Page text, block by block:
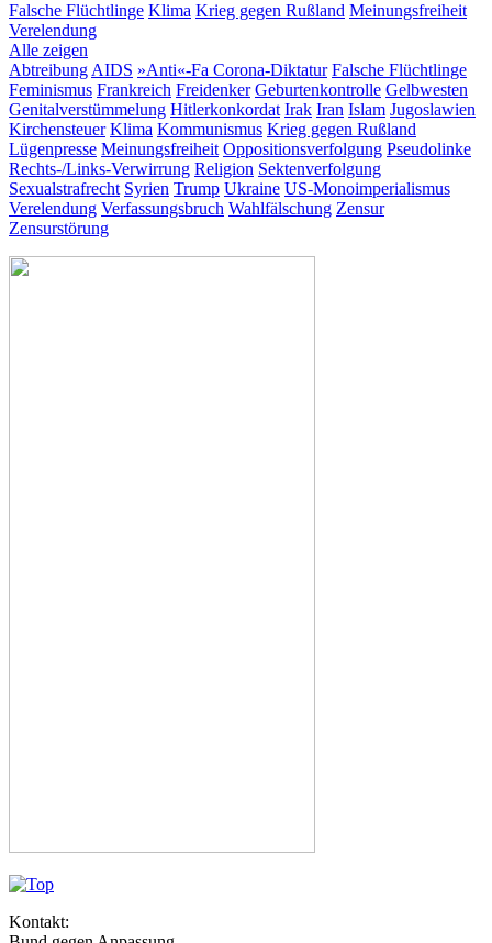
Falsche Flüchtlinge Klima Krieg gegen Rußland Meinungsfreiheit
Verelendung
Alle zeigen
AbtreibungAIDS »Anti«-Fa Corona-Diktatur Falsche Flüchtlinge
Feminismus Frankreich Freidenker Geburtenkontrolle Gelbwesten
Genitalverstümmelung Hitlerkonkordat Irak Iran Islam Jugoslawien
Kirchensteuer Klima Kommunismus Krieg gegen Rußland
Lügenpresse Meinungsfreiheit Oppositionsverfolgung Pseudolinke
Rechts-/Links-Verwirrung Religion Sektenverfolgung
Sexualstrafrecht Syrien Trump Ukraine US-Monoimperialismus
Verelendung Verfassungsbruch Wahlfälschung Zensur
Zensurstörung
Kontakt: